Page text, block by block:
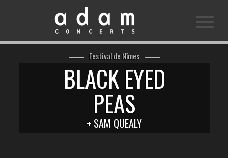
Festival de Nîmes
BLACK EYED
PEAS
+ SAM QUEALY